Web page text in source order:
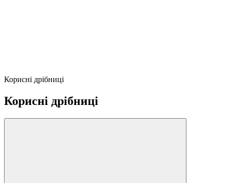
Корисні дрібниці
Корисні дрібниці